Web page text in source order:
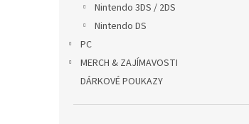
Nintendo 3DS / 2DS
Nintendo DS
PC
MERCH & ZAJÍMAVOSTI
DÁRKOVÉ POUKAZY